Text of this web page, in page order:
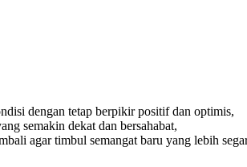
dengan tetap berpikir positif dan optimis,
semakin dekat dan bersahabat,
agar timbul semangat baru yang lebih